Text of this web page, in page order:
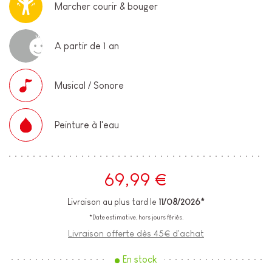
Marcher courir & bouger
A partir de 1 an
Musical / Sonore
Peinture à l'eau
69,99 €
Livraison au plus tard le 11/08/2026*
*Date estimative, hors jours fériés.
Livraison offerte dès 45€ d'achat
En stock